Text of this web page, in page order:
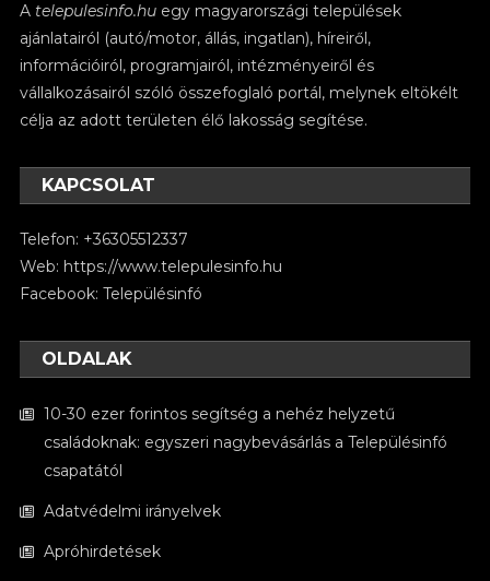
A telepulesinfo.hu egy magyarországi települések
ajánlatairól (autó/motor, állás, ingatlan), híreiről,
információiról, programjairól, intézményeiről és
vállalkozásairól szóló összefoglaló portál, melynek eltökélt
célja az adott területen élő lakosság segítése.
KAPCSOLAT
Telefon: +36305512337
Web: https://www.telepulesinfo.hu
Facebook:Településinfó
OLDALAK
10-30 ezer forintos segítség a nehéz helyzetű
családoknak: egyszeri nagybevásárlás a Településinfó
csapatától
Adatvédelmi irányelvek
Apróhirdetések